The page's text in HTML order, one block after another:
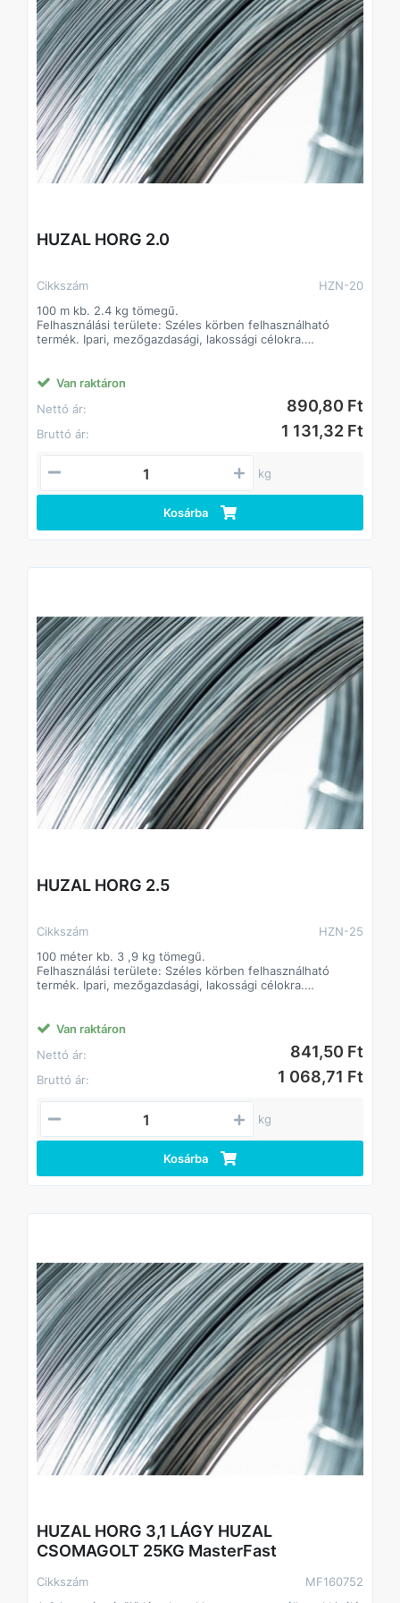
HUZAL HORG 2.0
Cikkszám
HZN-20
100 m kb. 2.4 kg tömegű.
Felhasználási területe: Széles körben felhasználható
termék. Ipari, mezőgazdasági, lakossági célokra.
Jellemzően tüzihorganyzás, egyes átmérőknél elektro
Van raktáron
Nettó ár:
890,80 Ft
Bruttó ár: 1 131,32 Ft
kg
Kosárba
HUZAL HORG 2.5
Cikkszám
HZN-25
100 méter kb. 3 ,9 kg tömegű.
Felhasználási területe: Széles körben felhasználható
termék. Ipari, mezőgazdasági, lakossági célokra.
Jellemzően tüzihorganyzás, egyes átmérőknél elektro
Van raktáron
Nettó ár:
841,50 Ft
Bruttó ár: 1 068,71 Ft
kg
Kosárba
HUZAL HORG 3,1 LÁGY HUZAL
CSOMAGOLT 25KG MasterFast
Cikkszám
MF160752